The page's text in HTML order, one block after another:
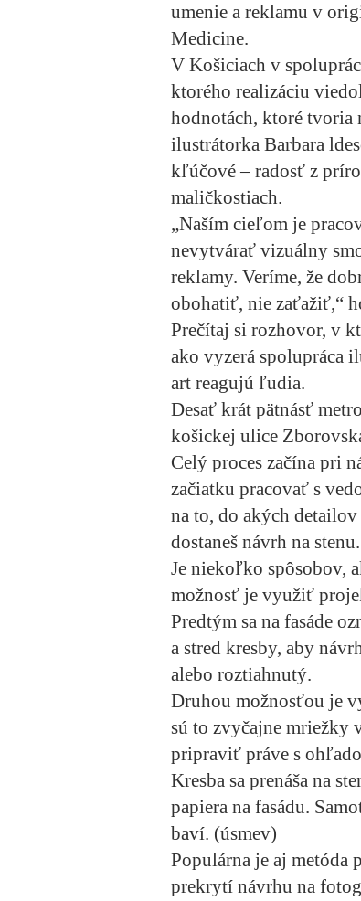
umenie a reklamu v
Medicine.
V Košiciach v
ktorého realizáciu
hodnotách, ktoré tvoria
ilustrátorka Barbara
kľúčové – radosť z
maličkostiach.
„Naším cieľom je
nevytvárať vizuálny
reklamy. Veríme, že
obohatiť, nie zaťažiť,“
Prečítaj si rozhovor, v
ako vyzerá spolupráca
art reagujú ľudia.
Desať krát pätnásť
košickej ulice
Celý proces začína pri
začiatku pracovať s
na to, do akých
dostaneš návrh na stenu.
Je niekoľko spôsobov,
možnosť je využiť
Predtým sa na fasáde
a stred kresby, aby
alebo roztiahnutý.
Druhou možnosťou je
sú to zvyčajne mriežky
pripraviť práve s
Kresba sa prenáša na
papiera na fasádu.
baví. (úsmev)
Populárna je aj
prekrytí návrhu na